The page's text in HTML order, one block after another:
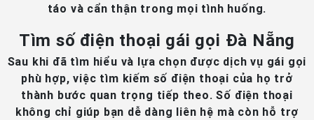
táo và cẩn thận trong mọi tình huống.
Tìm số điện thoại gái gọi Đà Nẵng
Sau khi đã tìm hiểu và lựa chọn được dịch vụ gái gọi
phù hợp, việc tìm kiếm số điện thoại của họ trở
thành bước quan trọng tiếp theo. Số điện thoại
không chỉ giúp bạn dễ dàng liên hệ mà còn hỗ trợ